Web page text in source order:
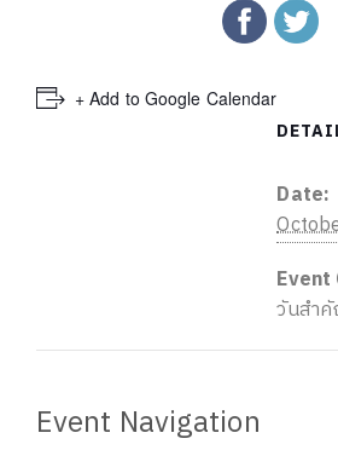
+ Add to Google Calendar
Date:
วันสำ
Event Navigation